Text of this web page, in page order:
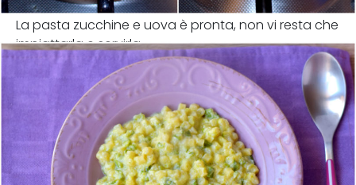
La pasta zucchine e uova è pronta, non vi resta che
impiattarla e servirla.